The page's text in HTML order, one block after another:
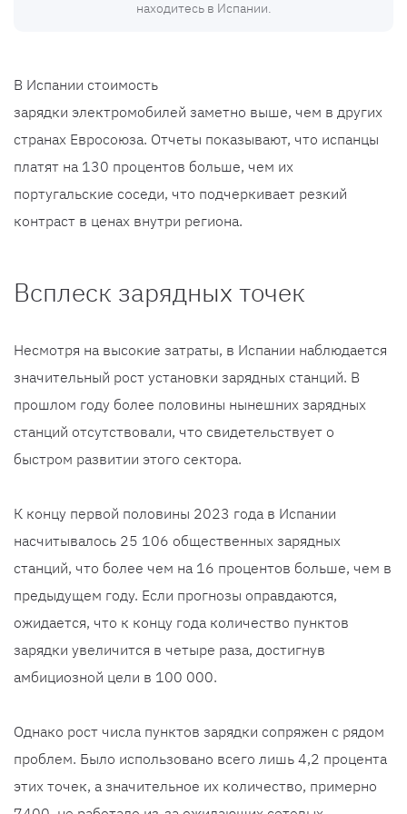
находитесь в Испании.
В Испании стоимость
зарядки электромобилей заметно выше, чем в других
странах Евросоюза. Отчеты показывают, что испанцы
платят на 130 процентов больше, чем их
португальские соседи, что подчеркивает резкий
контраст в ценах внутри региона.
Всплеск зарядных точек
Несмотря на высокие затраты, в Испании наблюдается
значительный рост установки зарядных станций. В
прошлом году более половины нынешних зарядных
станций отсутствовали, что свидетельствует о
быстром развитии этого сектора.
К концу первой половины 2023 года в Испании
насчитывалось 25 106 общественных зарядных
станций, что более чем на 16 процентов больше, чем в
предыдущем году. Если прогнозы оправдаются,
ожидается, что к концу года количество пунктов
зарядки увеличится в четыре раза, достигнув
амбициозной цели в 100 000.
Однако рост числа пунктов зарядки сопряжен с рядом
проблем. Было использовано всего лишь 4,2 процента
этих точек, а значительное их количество, примерно